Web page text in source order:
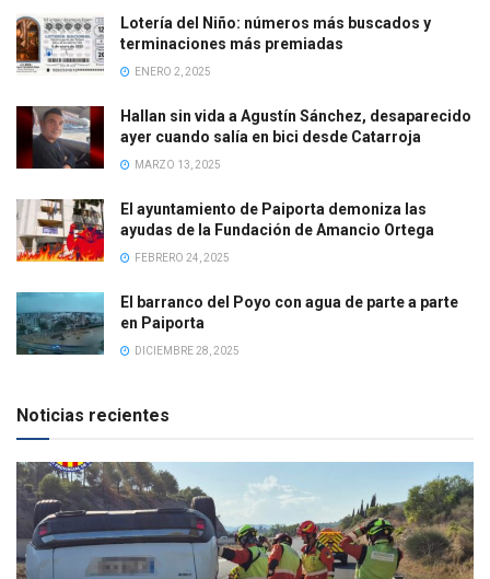
Lotería del Niño: números más buscados y
terminaciones más premiadas
ENERO 2, 2025
Hallan sin vida a Agustín Sánchez, desaparecido
ayer cuando salía en bici desde Catarroja
MARZO 13, 2025
El ayuntamiento de Paiporta demoniza las
ayudas de la Fundación de Amancio Ortega
FEBRERO 24, 2025
El barranco del Poyo con agua de parte a parte
en Paiporta
DICIEMBRE 28, 2025
Noticias recientes